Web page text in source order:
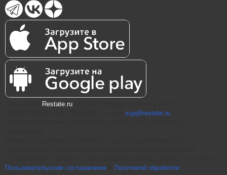
Restate.ru
sup@restate.ru
Пользовательским соглашением
Политикой обработки